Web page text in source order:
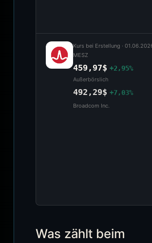
Kurs bei Erstellung ·
MESZ
459,97$ +2,95%
Außerbörslich
492,29$ +7,03%
Broadcom Inc.
Was zählt beim